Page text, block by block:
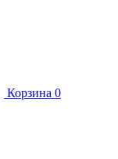
Корзина 0